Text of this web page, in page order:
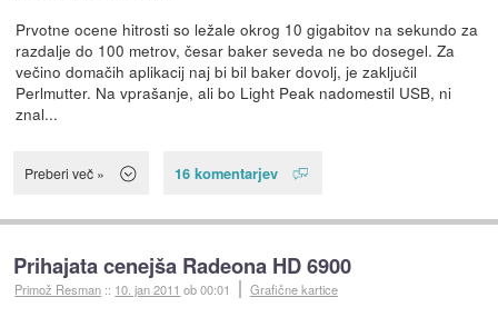
Prvotne ocene hitrosti so ležale okrog 10 gigabitov na sekundo za
razdalje do 100 metrov, česar baker seveda ne bo dosegel. Za
večino domačih aplikacij naj bi bil baker dovolj, je zaključil
Perlmutter. Na vprašanje, ali bo Light Peak nadomestil USB, ni
znal...
Preberi več » 16 komentarjev
Prihajata cenejša Radeona HD 6900
Primož Resman :: 10. jan 2011 ob 00:01 Grafične kartice